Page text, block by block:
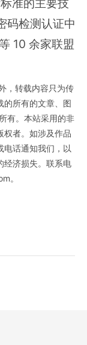
码检测认证中
10 余家联盟
，转载内容只为传
的所有的文章、图
有。本站采用的非
权者。如涉及作品
电话通知我们，以
经济损失。联系电
。